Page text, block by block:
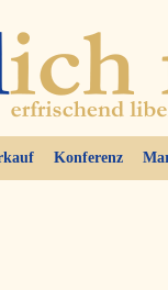
Konferenz